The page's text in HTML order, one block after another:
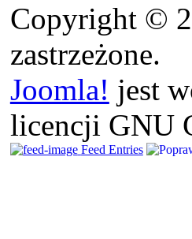
Copyright ©
zastrzeżone.
Joomla! jest
licencji GNU
Feed Entries